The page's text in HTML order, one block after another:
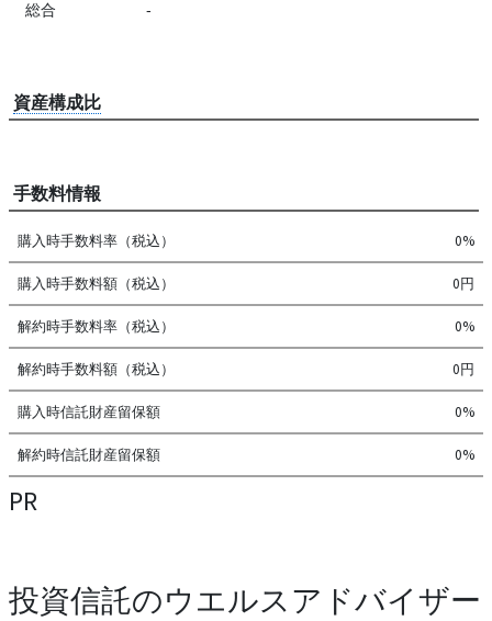
総合 -
資産構成比
手数料情報
購入時手数料率（税込） 0%
購入時手数料額（税込） 0円
解約時手数料率（税込） 0%
解約時手数料額（税込） 0円
購入時信託財産留保額 0%
解約時信託財産留保額 0%
PR
投資信託のウエルスアドバイザー